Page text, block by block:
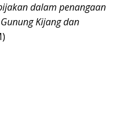
dalam penangaan
Kijang dan